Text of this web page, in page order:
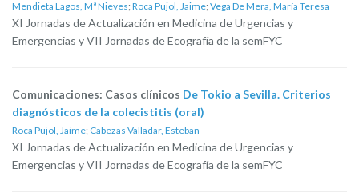
Mendieta Lagos, Mª Nieves; Roca Pujol, Jaime; Vega De Mera, María Teresa
XI Jornadas de Actualización en Medicina de Urgencias y
Emergencias y VII Jornadas de Ecografía de la semFYC
Comunicaciones: Casos clínicos De Tokio a Sevilla. Criterios
diagnósticos de la colecistitis (oral)
Roca Pujol, Jaime; Cabezas Valladar, Esteban
XI Jornadas de Actualización en Medicina de Urgencias y
Emergencias y VII Jornadas de Ecografía de la semFYC